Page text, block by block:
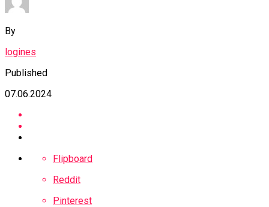
By
logines
Published
07.06.2024
Flipboard
Reddit
Pinterest